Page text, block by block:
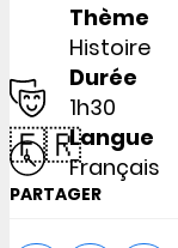
Thème
Histoire
Durée
1h30
🇫🇷Langue
Français
PARTAGER